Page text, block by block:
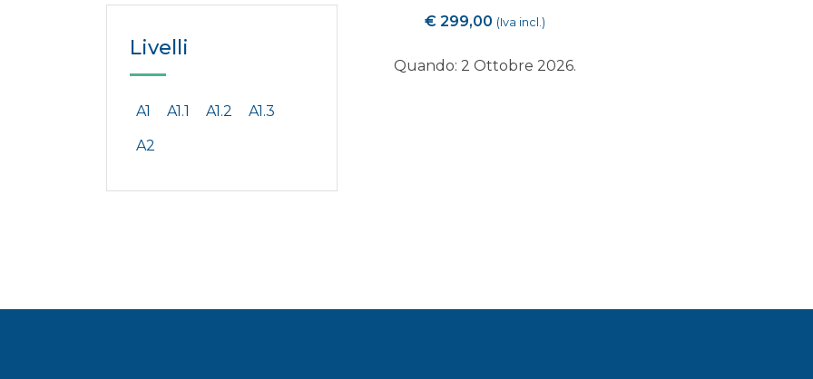
Livelli
A1 A1.1 A1.2
A1.3
A2
€299,00 (Iva incl.)
Quando: 2 Ottobre 2026.